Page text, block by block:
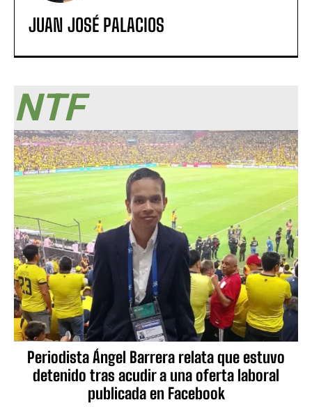
JUAN JOSÉ PALACIOS
NTF
Periodista Ángel Barrera relata que estuvo
detenido tras acudir a una oferta laboral
publicada en Facebook